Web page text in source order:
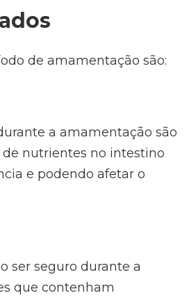
de amamentação são:
a amamentação são
de nutrientes no intestino
e podendo afetar o
ser seguro durante a
que contenham